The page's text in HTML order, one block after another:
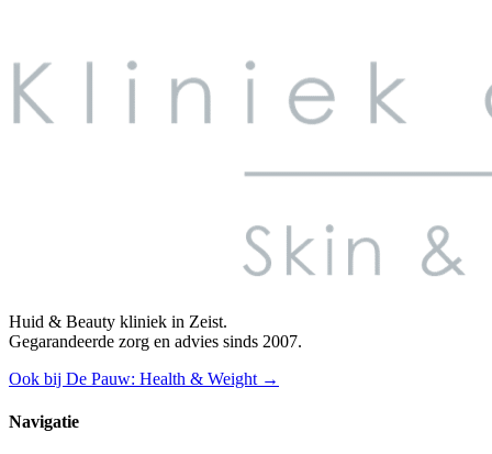
Huid & Beauty kliniek in Zeist.
Gegarandeerde zorg en advies sinds 2007.
Ook bij De Pauw: Health & Weight →
Navigatie